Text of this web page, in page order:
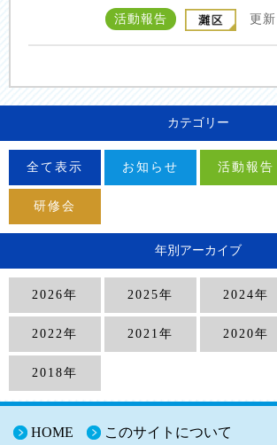
活動報告 更
カテゴリー
全て表示 お知らせ 活動報告
研修会
年別アーカイブ
2026年 2025年 2024年
2022年 2021年 2020年
2018年
HOME このサイトについて